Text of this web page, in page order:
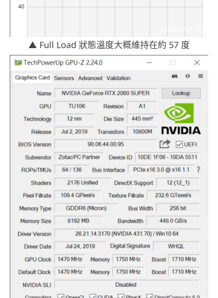
▲ Full Load 狀態溫度大概維持在約 57 度